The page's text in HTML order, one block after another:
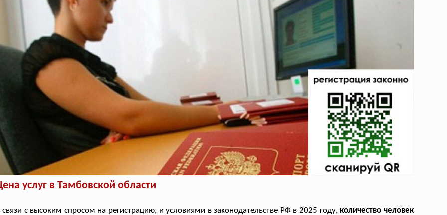
услуг в Тамбовской области
связи с высоким спросом на регистрацию, и условиями в законодательстве РФ в 2025 году, количество человек